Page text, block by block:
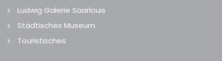
Ludwig Galerie Saarlouis
Städtisches Museum
Touristisches